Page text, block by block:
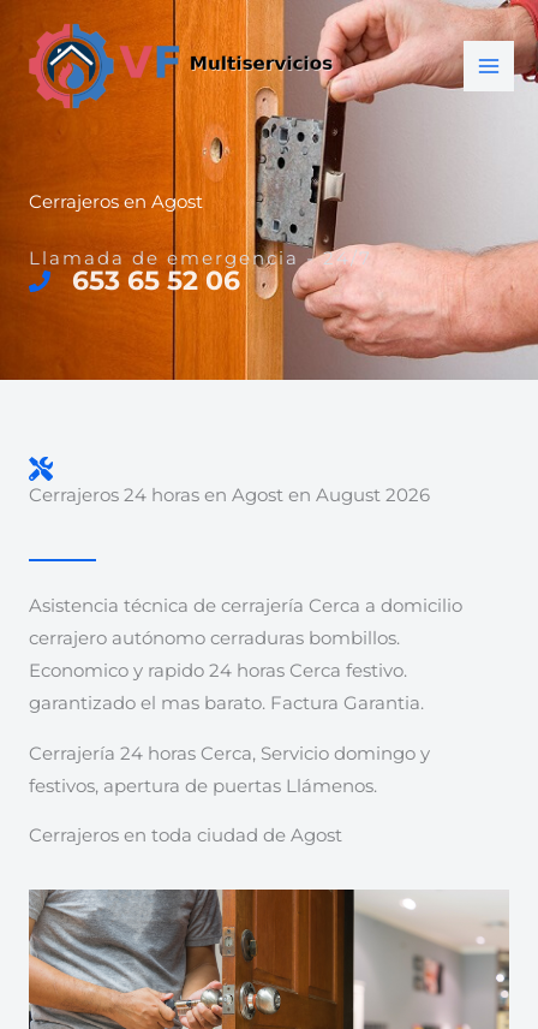
contenido
Cerrajeros en Agost
Llamada de emergencia - 24/7
653 65 52 06
Cerrajeros 24 horas en Agost en August 2026
Asistencia técnica de cerrajería Cerca a domicilio
cerrajero autónomo cerraduras bombillos.
Economico y rapido 24 horas Cerca festivo.
garantizado el mas barato. Factura Garantia.
Cerrajería 24 horas Cerca, Servicio domingo y
festivos, apertura de puertas Llámenos.
Cerrajeros en toda ciudad de Agost